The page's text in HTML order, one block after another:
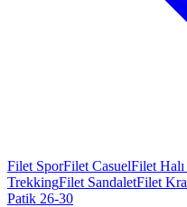
Filet SporFilet CasuelFilet Halı
TrekkingFilet SandaletFilet
Patik 26-30